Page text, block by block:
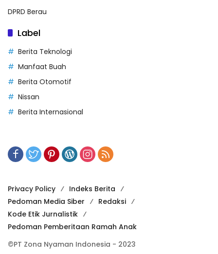
DPRD Berau
Label
Berita Teknologi
Manfaat Buah
Berita Otomotif
Nissan
Berita Internasional
Privacy Policy
Indeks Berita
Pedoman Media Siber
Redaksi
Kode Etik Jurnalistik
Pedoman Pemberitaan Ramah Anak
©PT Zona Nyaman Indonesia - 2023